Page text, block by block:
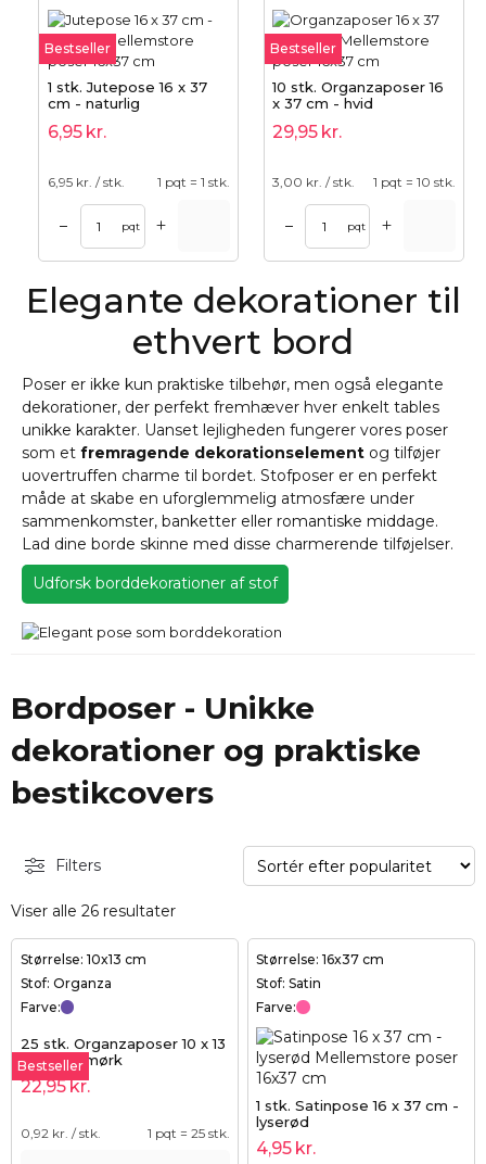
Bestseller
1 stk. Jutepose 16 x 37
cm - naturlig
6,95 kr.
6,95 kr. / stk. 1 pqt = 1 stk.
– pqt +
Bestseller
10 stk. Organzaposer 16
x 37 cm - hvid
29,95 kr.
3,00 kr. / stk. 1 pqt = 10 stk.
– pqt +
Elegante dekorationer til
ethvert bord
Poser er ikke kun praktiske tilbehør, men også elegante
dekorationer, der perfekt fremhæver hver enkelt tables
unikke karakter. Uanset lejligheden fungerer vores poser
som et fremragende dekorationselement og tilføjer
uovertruffen charme til bordet. Stofposer er en perfekt
måde at skabe en uforglemmelig atmosfære under
sammenkomster, banketter eller romantiske middage.
Lad dine borde skinne med disse charmerende tilføjelser.
Udforsk borddekorationer af stof
Bordposer - Unikke
dekorationer og praktiske
bestikcovers
Filters
Viser alle 26 resultater
Størrelse: 10x13 cm
Stof: Organza
Farve:
Bestseller
25 stk. Organzaposer 10 x 13
cm - lilla mørk
22,95kr.
0,92 kr. / stk. 1 pqt = 25 stk.
Størrelse: 16x37 cm
Stof: Satin
Farve:
1 stk. Satinpose 16 x 37 cm -
lyserød
4,95 kr.